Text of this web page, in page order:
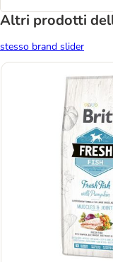
Altri prodotti
stesso brand slider